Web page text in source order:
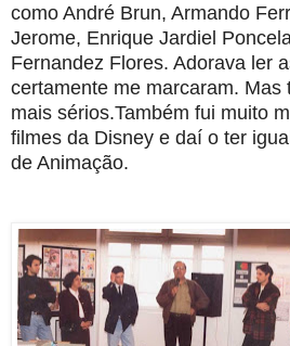
como André Brun, Armando
Jerome, Enrique Jardiel
Fernandez Flores. Adorava ler
certamente me marcaram. Mas
mais sérios.Também fui muito
filmes da Disney e daí o ter
de Animação.